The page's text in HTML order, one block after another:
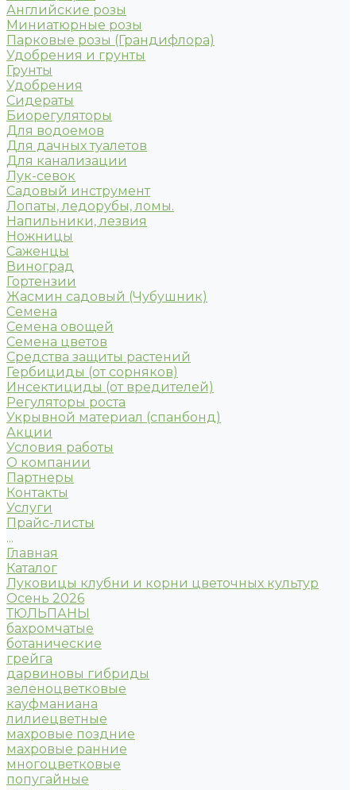
Английские розы
Миниатюрные розы
Парковые розы (Грандифлора)
Удобрения и грунты
Грунты
Удобрения
Сидераты
Биорегуляторы
Для водоемов
Для дачных туалетов
Для канализации
Лук-севок
Садовый инструмент
Лопаты, ледорубы, ломы.
Напильники, лезвия
Ножницы
Саженцы
Виноград
Гортензии
Жасмин садовый (Чубушник)
Семена
Семена овощей
Семена цветов
Средства защиты растений
Гербициды (от сорняков)
Инсектициды (от вредителей)
Регуляторы роста
Укрывной материал (спанбонд)
Акции
Условия работы
О компании
Партнеры
Контакты
Услуги
Прайс-листы
...
Главная
Каталог
Луковицы клубни и корни цветочных культур
Осень 2026
ТЮЛЬПАНЫ
бахромчатые
ботанические
грейга
дарвиновы гибриды
зеленоцветковые
кауфманиана
лилиецветные
махровые поздние
махровые ранние
многоцветковые
попугайные